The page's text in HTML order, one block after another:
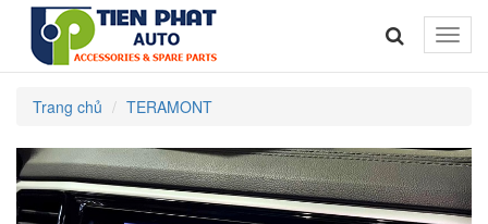
Toggle
Trang chủ TERAMONT